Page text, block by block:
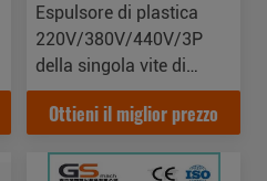
Espulsore di plastica
220V/380V/440V/3P
della singola vite di
Masterbatch del
riempitore
Ottieni il miglior prezzo